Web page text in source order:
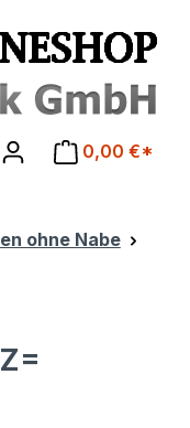
0,00 €*
ohne Nabe